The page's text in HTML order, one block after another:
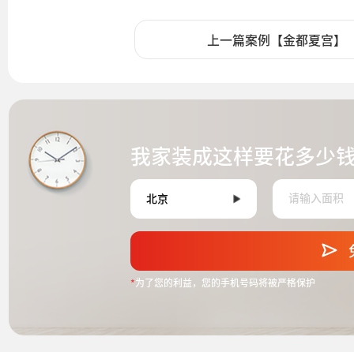
上一篇案例【金都夏宫】
我家装成这样要花多少
*为了您的利益，您的手机号码将被严格保护